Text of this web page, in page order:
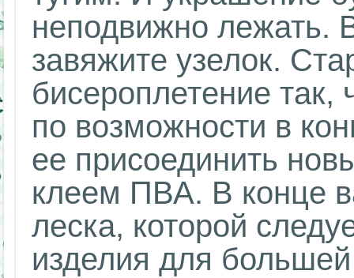
неподвижно лежать.
завяжите узелок.
бисероплетение так,
по возможности в
ее присоединить
клеем ПВА. В конце
леска, которой
изделия для